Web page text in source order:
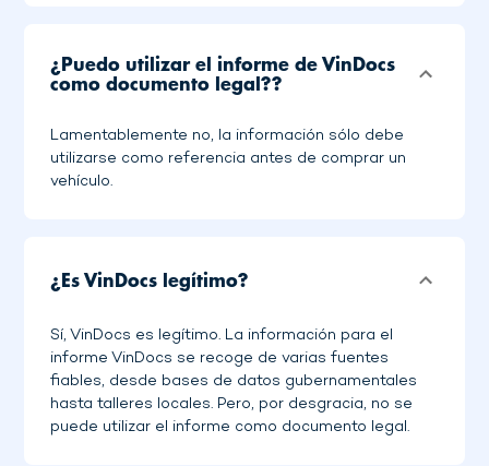
¿Puedo utilizar el informe de VinDocs
como documento legal??
Lamentablemente no, la información sólo debe
utilizarse como referencia antes de comprar un
vehículo.
¿Es VinDocs legítimo?
Sí, VinDocs es legítimo. La información para el
informe VinDocs se recoge de varias fuentes
fiables, desde bases de datos gubernamentales
hasta talleres locales. Pero, por desgracia, no se
puede utilizar el informe como documento legal.